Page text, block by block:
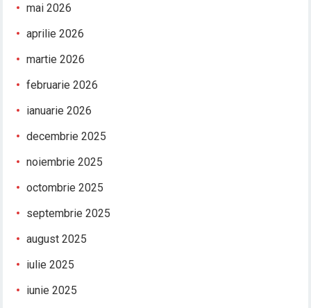
mai 2026
aprilie 2026
martie 2026
februarie 2026
ianuarie 2026
decembrie 2025
noiembrie 2025
octombrie 2025
septembrie 2025
august 2025
iulie 2025
iunie 2025